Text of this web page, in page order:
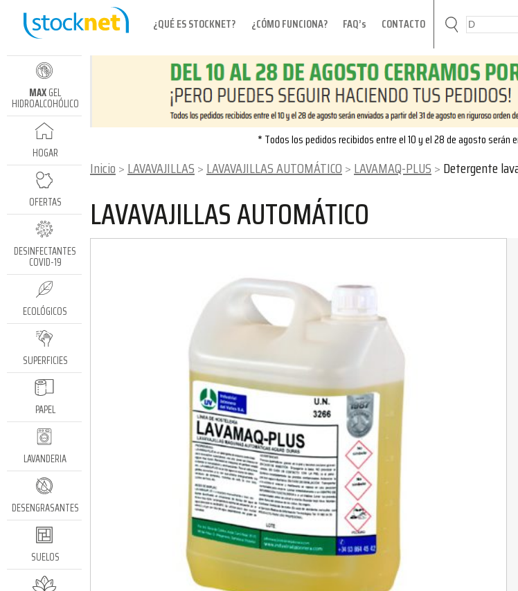
¿QUÉ ES STOCKNET? ¿CÓMO FUNCIONA? FAQ’s CONTACTO
MAXGEL
HIDROALCOHÓLICO
HOGAR
OFERTAS
DESINFECTANTES
COVID-19
ECOLÓGICOS
SUPERFICIES
PAPEL
LAVANDERIA
DESENGRASANTES
SUELOS
* Todos los pedidos recibidos entre el 10 y el 28 de agosto serán
Inicio LAVAVAJILLAS LAVAVAJILLAS AUTOMÁTICO LAVAMAQ-PLUS Detergente
LAVAVAJILLAS AUTOMÁTICO